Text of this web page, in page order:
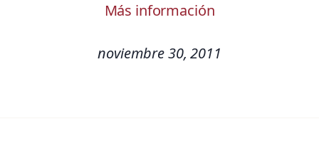
Más información
noviembre 30, 2011